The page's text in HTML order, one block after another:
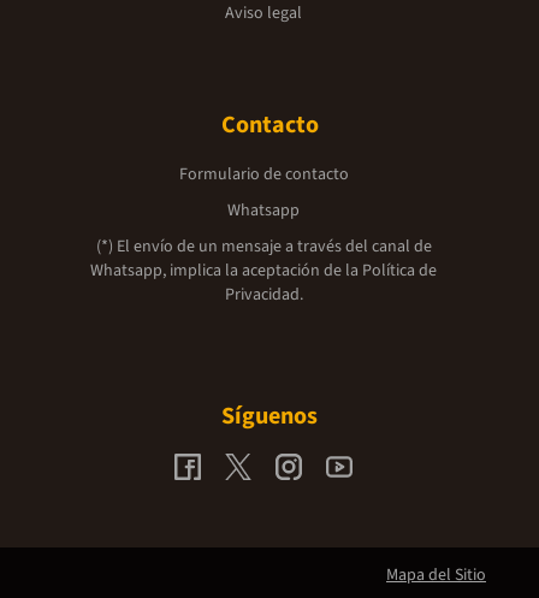
Aviso legal
Contacto
Formulario de contacto
Whatsapp
(*) El envío de un mensaje a través del canal de
Whatsapp, implica la aceptación de la Política de
Privacidad.
Síguenos
Mapa del Sitio